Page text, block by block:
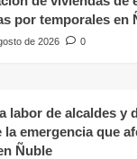
por temporales en
de 2026 0
labor de alcaldes y
emergencia que
Ñuble